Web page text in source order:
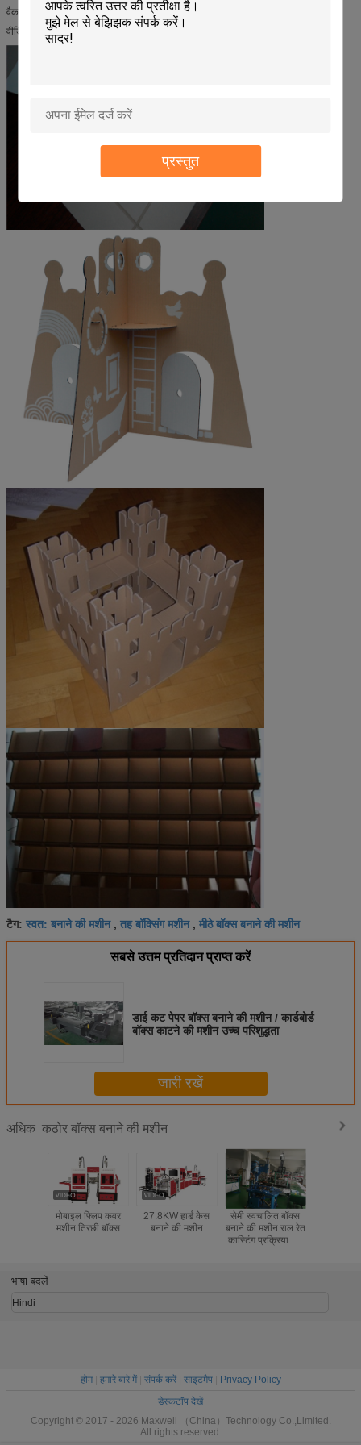
प्रस्तुत
वैकल्पिक
वीडियो पंजीकरण प्रणाली
टैग: स्वत: बनाने की मशीन, तह बॉक्सिंग मशीन, मीठे बॉक्स बनाने की मशीन
सबसे उत्तम प्रतिदान प्राप्त करें
डाई कट पेपर बॉक्स बनाने की मशीन / कार्डबोर्ड
बॉक्स काटने की मशीन उच्च परिशुद्धता
जारी रखें
अधिक कठोर बॉक्स बनाने की मशीन
मोबाइल फ्लिप कवर
मशीन तिरछी बॉक्स
27.8KW हार्ड केस
बनाने की मशीन
सेमी स्वचालित बॉक्स
बनाने की मशीन राल रेत
कास्टिंग प्रक्रिया कम
भाषा बदलें
Hindi
होम| हमारे बारे में| संपर्क करें| साइटमैप|
Privacy Policy
डेस्कटॉप देखें
Copyright © 2017 - 2026 Maxwell （China）Technology Co.,Limited.
All rights reserved.